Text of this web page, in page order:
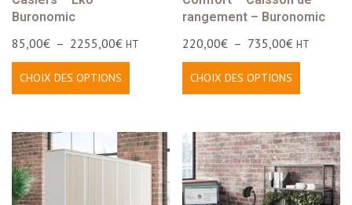
Buronomic
85,00€ – 2255,00€ HT
CHOIX DES OPTIONS
rangement – Buronomic
220,00€ – 735,00€ HT
CHOIX DES OPTIONS